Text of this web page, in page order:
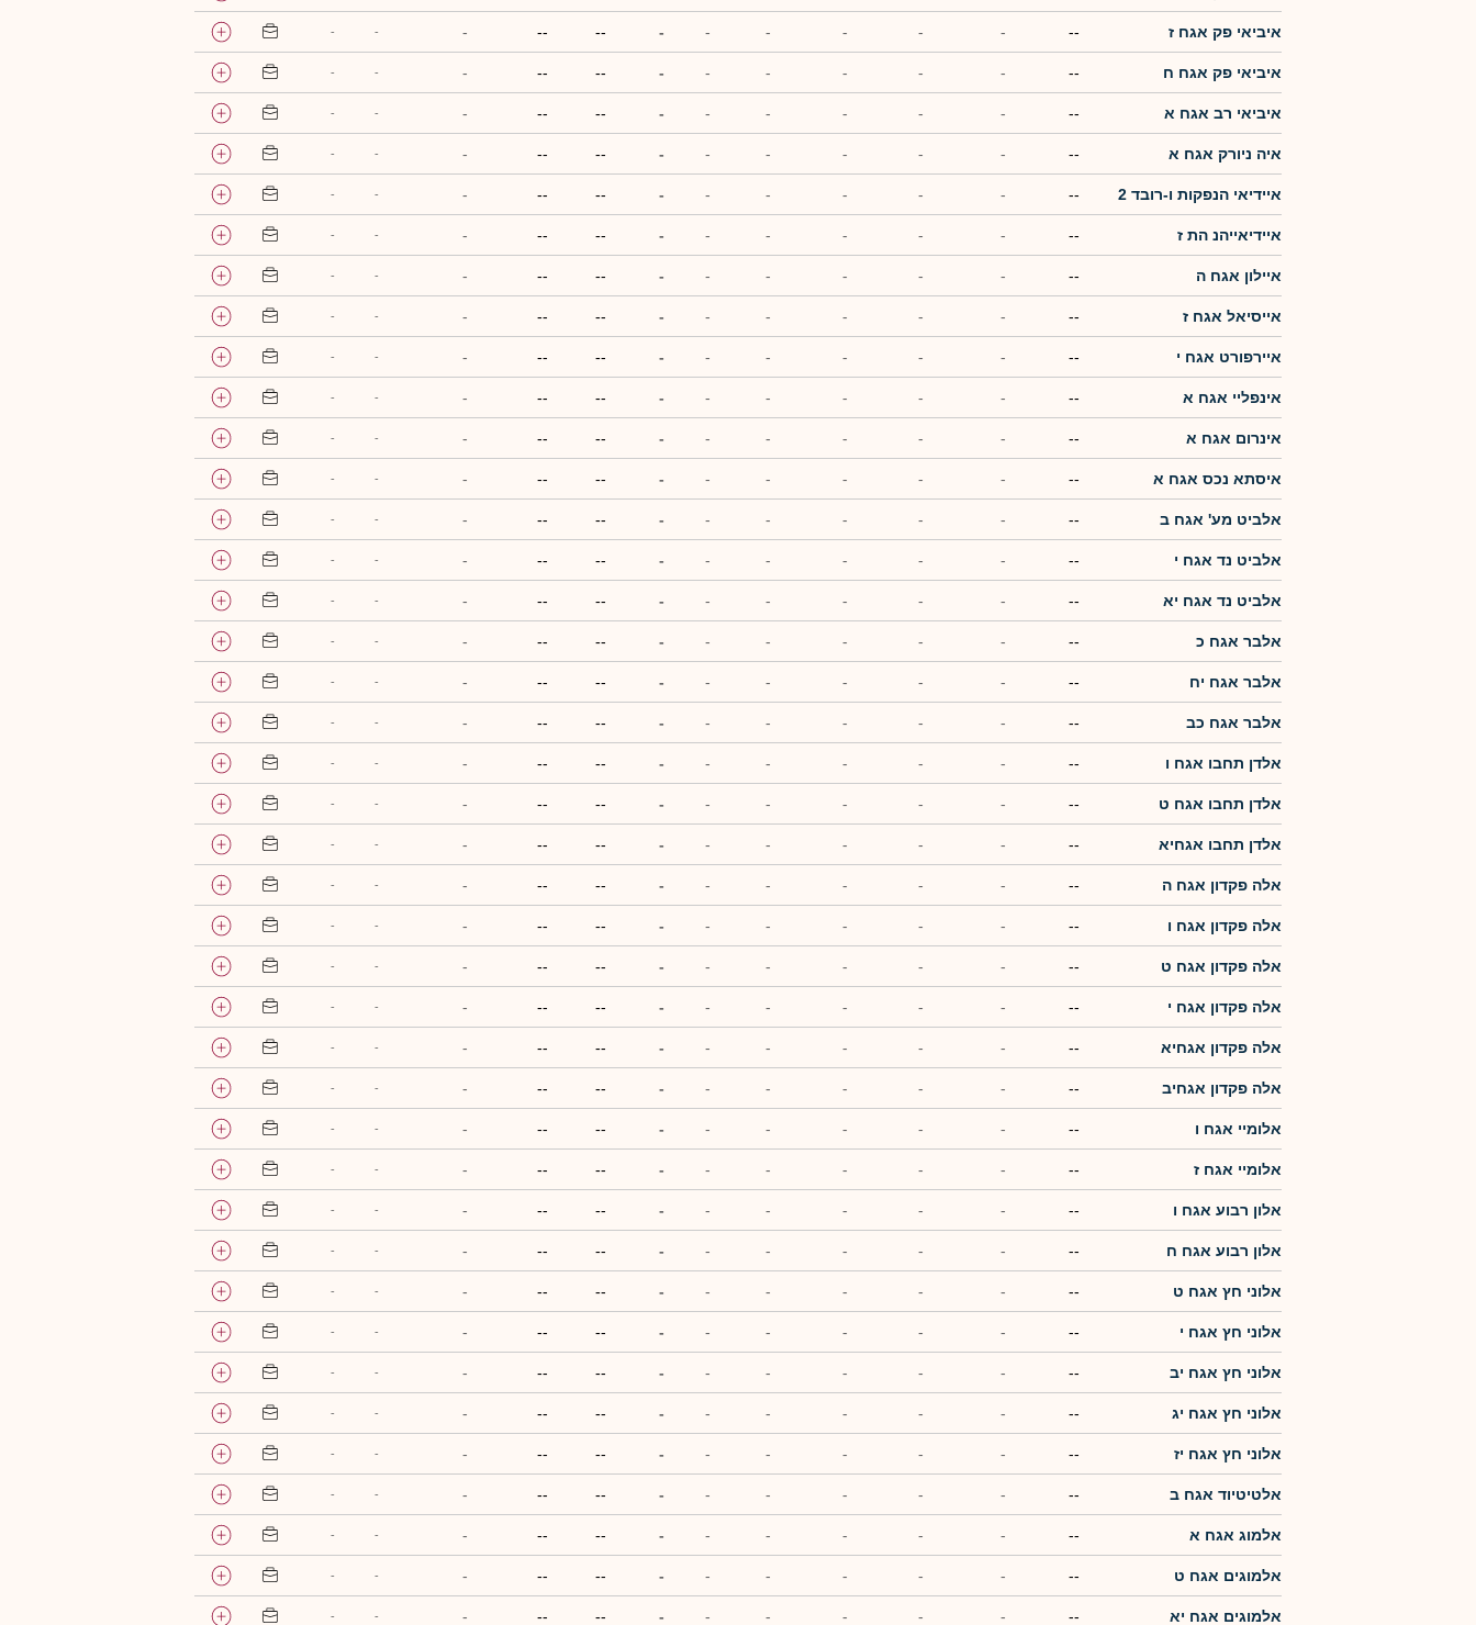
איביאי פק אגח ז --
-
-
-
-
-
-
--
--
-
-
-
איביאי פק אגח ח --
-
-
-
-
-
-
--
--
-
-
-
איביאי רב אגח א --
-
-
-
-
-
-
--
--
-
-
-
איה ניורק אגח א --
-
-
-
-
-
-
--
--
-
-
-
איידיאי הנפקות ו-רובד 2 --
-
-
-
-
-
-
--
--
-
-
-
איידיאייהנ הת ז --
-
-
-
-
-
-
--
--
-
-
-
איילון אגח ה --
-
-
-
-
-
-
--
--
-
-
-
אייסיאל אגח ז --
-
-
-
-
-
-
--
--
-
-
-
איירפורט אגח י --
-
-
-
-
-
-
--
--
-
-
-
אינפליי אגח א --
-
-
-
-
-
-
--
--
-
-
-
אינרום אגח א --
-
-
-
-
-
-
--
--
-
-
-
איסתא נכס אגח א --
-
-
-
-
-
-
--
--
-
-
-
אלביט מע' אגח ב --
-
-
-
-
-
-
--
--
-
-
-
אלביט נד אגח י --
-
-
-
-
-
-
--
--
-
-
-
אלביט נד אגח יא --
-
-
-
-
-
-
--
--
-
-
-
אלבר אגח כ --
-
-
-
-
-
-
--
--
-
-
-
אלבר אגח יח --
-
-
-
-
-
-
--
--
-
-
-
אלבר אגח כב --
-
-
-
-
-
-
--
--
-
-
-
אלדן תחבו אגח ו --
-
-
-
-
-
-
--
--
-
-
-
אלדן תחבו אגח ט --
-
-
-
-
-
-
--
--
-
-
-
אלדן תחבו אגחיא --
-
-
-
-
-
-
--
--
-
-
-
אלה פקדון אגח ה --
-
-
-
-
-
-
--
--
-
-
-
אלה פקדון אגח ו --
-
-
-
-
-
-
--
--
-
-
-
אלה פקדון אגח ט --
-
-
-
-
-
-
--
--
-
-
-
אלה פקדון אגח י --
-
-
-
-
-
-
--
--
-
-
-
אלה פקדון אגחיא --
-
-
-
-
-
-
--
--
-
-
-
אלה פקדון אגחיב --
-
-
-
-
-
-
--
--
-
-
-
אלומיי אגח ו --
-
-
-
-
-
-
--
--
-
-
-
אלומיי אגח ז --
-
-
-
-
-
-
--
--
-
-
-
אלון רבוע אגח ו --
-
-
-
-
-
-
--
--
-
-
-
אלון רבוע אגח ח --
-
-
-
-
-
-
--
--
-
-
-
אלוני חץ אגח ט --
-
-
-
-
-
-
--
--
-
-
-
אלוני חץ אגח י --
-
-
-
-
-
-
--
--
-
-
-
אלוני חץ אגח יב --
-
-
-
-
-
-
--
--
-
-
-
אלוני חץ אגח יג --
-
-
-
-
-
-
--
--
-
-
-
אלוני חץ אגח יז --
-
-
-
-
-
-
--
--
-
-
-
אלטיטיוד אגח ב --
-
-
-
-
-
-
--
--
-
-
-
אלמוג אגח א --
-
-
-
-
-
-
--
--
-
-
-
אלמוגים אגח ט --
-
-
-
-
-
-
--
--
-
-
-
אלמוגים אגח יא --
-
-
-
-
-
-
--
--
-
-
-